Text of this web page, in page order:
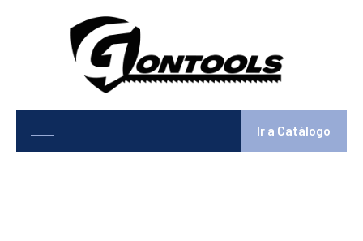
Ir a Catálogo